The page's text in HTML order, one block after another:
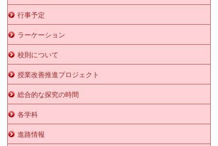
行事予定
ラーケーション
校則について
授業改善推進プロジェクト
総合的な探究の時間
各学科
進路情報